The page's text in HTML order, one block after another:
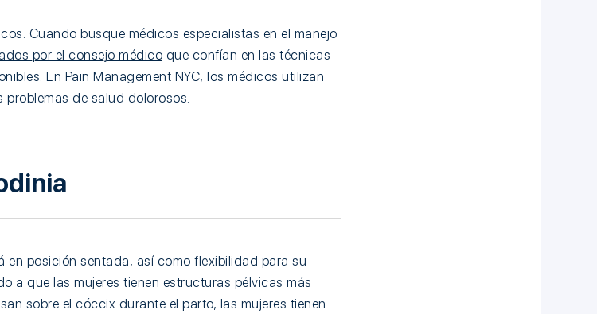
Cuando busque médicos especialistas en el manejo
por el consejo médico que confían en las técnicas
En Pain Management NYC, los médicos utilizan
de salud dolorosos.
posición sentada, así como flexibilidad para su
a que las mujeres tienen estructuras pélvicas más
sobre el cóccix durante el parto, las mujeres tienen